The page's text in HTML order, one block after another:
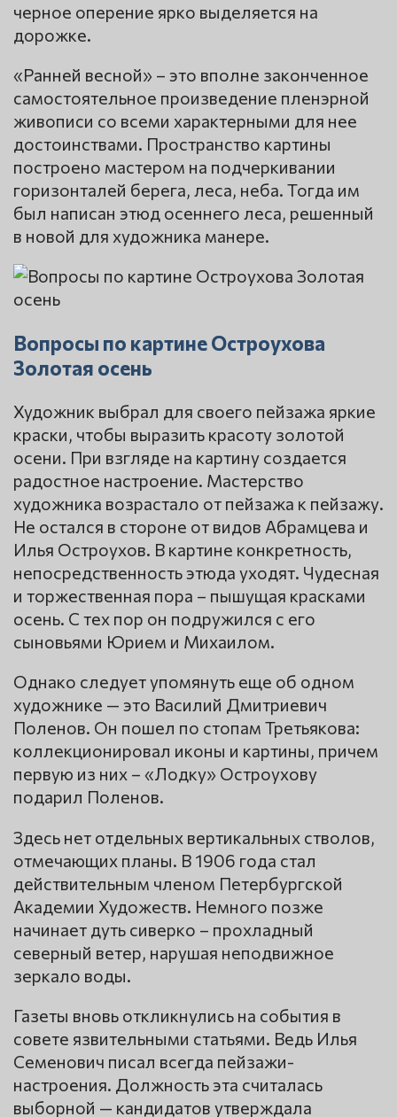
черное оперение ярко выделяется на
дорожке.
«Ранней весной» – это вполне законченное
самостоятельное произведение пленэрной
живописи со всеми характерными для нее
достоинствами. Пространство картины
построено мастером на подчеркивании
горизонталей берега, леса, неба. Тогда им
был написан этюд осеннего леса, решенный
в новой для художника манере.
Вопросы по картине Остроухова
Золотая осень
Художник выбрал для своего пейзажа яркие
краски, чтобы выразить красоту золотой
осени. При взгляде на картину создается
радостное настроение. Мастерство
художника возрастало от пейзажа к пейзажу.
Не остался в стороне от видов Абрамцева и
Илья Остроухов. В картине конкретность,
непосредственность этюда уходят. Чудесная
и торжественная пора – пышущая красками
осень. С тех пор он подружился с его
сыновьями Юрием и Михаилом.
Однако следует упомянуть еще об одном
художнике — это Василий Дмитриевич
Поленов. Он пошел по стопам Третьякова:
коллекционировал иконы и картины, причем
первую из них – «Лодку» Остроухову
подарил Поленов.
Здесь нет отдельных вертикальных стволов,
отмечающих планы. В 1906 года стал
действительным членом Петербургской
Академии Художеств. Немного позже
начинает дуть сиверко – прохладный
северный ветер, нарушая неподвижное
зеркало воды.
Газеты вновь откликнулись на события в
совете язвительными статьями. Ведь Илья
Семенович писал всегда пейзажи-
настроения. Должность эта считалась
выборной — кандидатов утверждала